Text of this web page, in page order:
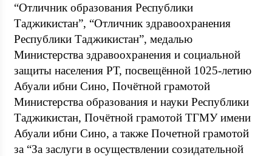
“Отличник образования Республики
Таджикистан”, “Отличник здравоохранения
Республики Таджикистан”, медалью
Министерства здравоохранения и социальной
защиты населения РТ, посвещённой 1025-летию
Абуали ибни Сино, Почётной грамотой
Министерства образования и науки Республики
Таджикистан, Почётной грамотой ТГМУ имени
Абуали ибни Сино, а также Почетной грамотой
за “За заслуги в осуществлении созидательной